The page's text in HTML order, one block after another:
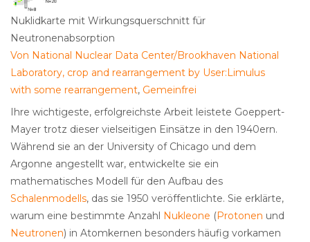
Nuklidkarte mit Wirkungsquerschnitt für
Neutronenabsorption
Von National Nuclear Data Center/Brookhaven National
Laboratory, crop and rearrangement by User:Limulus
with some rearrangement, Gemeinfrei
Ihre wichtigeste, erfolgreichste Arbeit leistete Goeppert-
Mayer trotz dieser vielseitigen Einsätze in den 1940ern.
Während sie an der University of Chicago und dem
Argonne angestellt war, entwickelte sie ein
mathematisches Modell für den Aufbau des
Schalenmodells, das sie 1950 veröffentlichte. Sie erklärte,
warum eine bestimmte Anzahl Nukleone (Protonen und
Neutronen) in Atomkernen besonders häufig vorkamen